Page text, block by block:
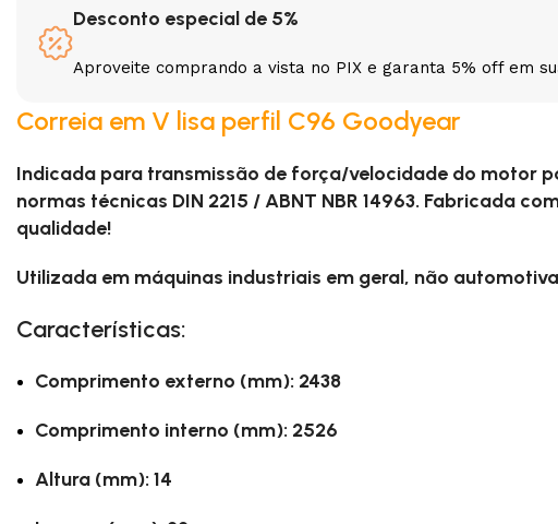
3L 3VX 5V
A AX
CX D PJ
XPA
Desconto especial de 5%
Aproveite comprando a vista no PIX e garanta 5% off em
Correia em V lisa perfil C96 Goodyear
Indicada para transmissão de força/velocidade do motor
normas técnicas DIN 2215 / ABNT NBR 14963. Fabricada
qualidade!
Utilizada em máquinas industriais em geral, não
Características:
Comprimento externo (mm): 2438
Comprimento interno (mm): 2526
Altura (mm): 14